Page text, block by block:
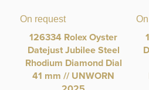
On request
126334 Rolex Oyster
Datejust Jubilee Steel
Rhodium Diamond Dial
41 mm // UNWORN